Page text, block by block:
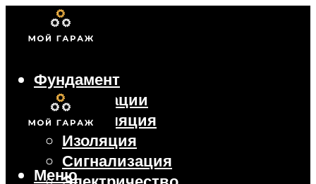
Фундамент
Коммуникации
Вентиляция
Изоляция
Сигнализация
Меню